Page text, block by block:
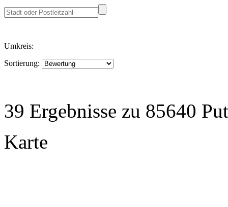
Umkreis:
Sortierung:
39 Ergebnisse zu 85640
Karte